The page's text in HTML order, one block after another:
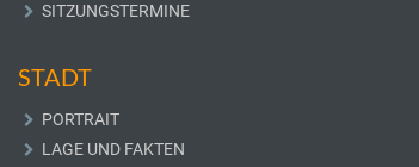
SITZUNGSTERMINE
STADT
PORTRAIT
LAGE UND FAKTEN